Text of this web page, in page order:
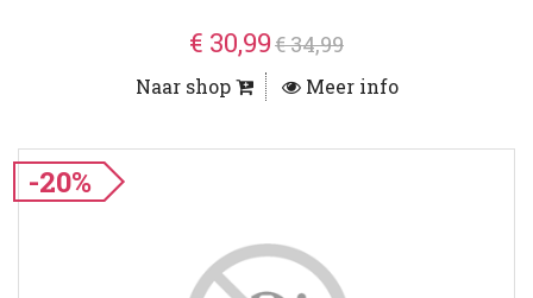
€ 30,99€ 34,99
Naar shop Meer info
-20%